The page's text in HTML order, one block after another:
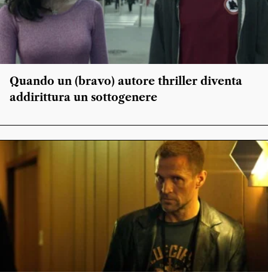
Quando un (bravo) autore thriller diventa
addirittura un sottogenere